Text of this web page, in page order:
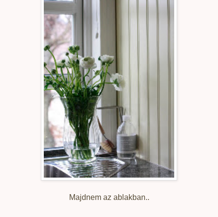
Majdnem az ablakban..